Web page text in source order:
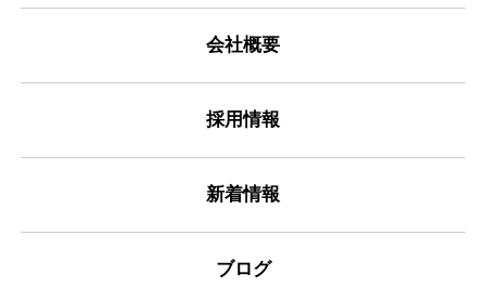
会社概要
採用情報
新着情報
ブログ